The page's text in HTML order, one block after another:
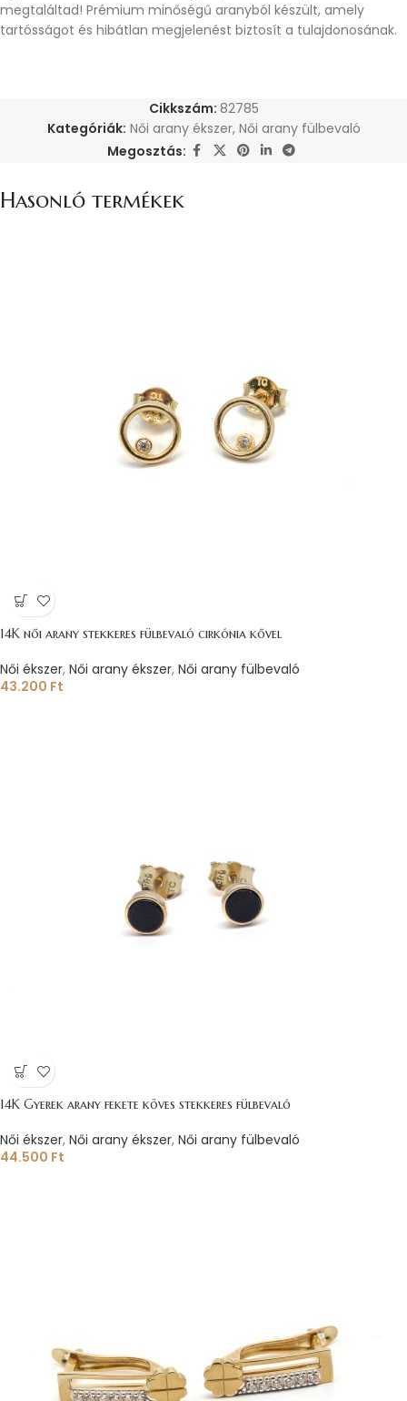
megtaláltad! Prémium minőségű aranyból készült, amely
tartósságot és hibátlan megjelenést biztosít a tulajdonosának.
Cikkszám: 82785
Kategóriák: Női arany ékszer, Női arany fülbevaló
Megosztás:
Hasonló termékek
14K női arany stekkeres fülbevaló cirkónia kővel
Női ékszer, Női arany ékszer, Női arany fülbevaló
43.200 Ft
14K Gyerek arany fekete köves stekkeres fülbevaló
Női ékszer, Női arany ékszer, Női arany fülbevaló
44.500 Ft